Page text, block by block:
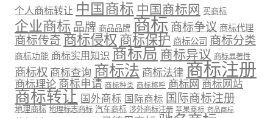
个人商标转让 中国商标 中国商标网 买商标
企业商标 品牌 商品品牌 商标 商标争议 商标代理
商标传奇 商标侵权 商标保护 商标公司 商标分类
商标功能 商标实用知识 商标局 商标异议 商标显著性
商标权 商标查询 商标法 商标法律 商标注册
商标理论 商标申请 商标种类 商标称呼 商标网 商标网站
商标转让 国外商标 国际商标 国际商标注册
地理商标 地理标志商标 汽车商标 涉外商标注册 苹果商标 药品商标